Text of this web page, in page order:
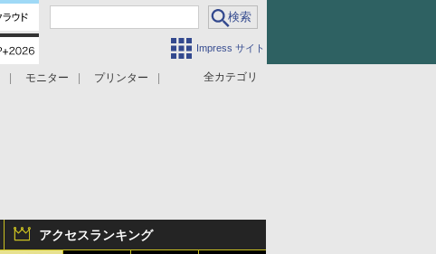
Impress サイト
全カテゴリ
モニター
プリンター
アクセスランキング